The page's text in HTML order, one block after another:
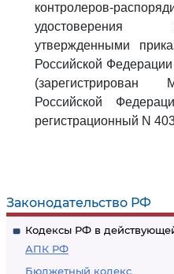
Законодательство РФ
Кодексы РФ в
АПК РФ
Бюджетный кодекс
контролеров-
удостоверения
утвержденными
Российской
(зарегистрирован
Российской
регистрационный N